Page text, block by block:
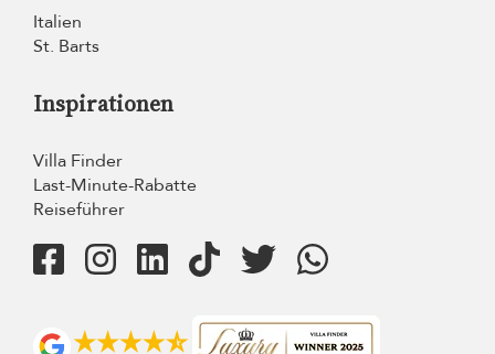
Italien
St. Barts
Inspirationen
Villa Finder
Last-Minute-Rabatte
Reiseführer